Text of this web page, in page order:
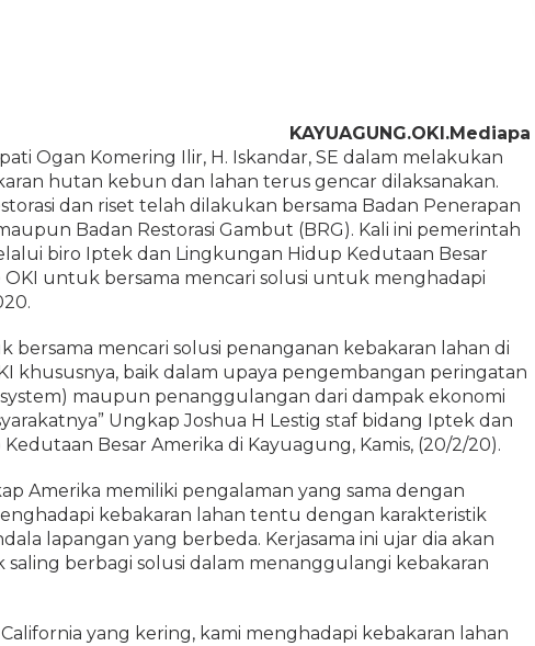
2
0
2
0
KAYUAGUNG.OKI.Mediapa
Ogan Komering Ilir, H. Iskandar, SE dalam melakukan
hutan kebun dan lahan terus gencar dilaksanakan.
dan riset telah dilakukan bersama Badan Penerapan
Badan Restorasi Gambut (BRG). Kali ini pemerintah
biro Iptek dan Lingkungan Hidup Kedutaan Besar
untuk bersama mencari solusi untuk menghadapi
bersama mencari solusi penanganan kebakaran lahan di
khususnya, baik dalam upaya pengembangan peringatan
maupun penanggulangan dari dampak ekonomi
Ungkap Joshua H Lestig staf bidang Iptek dan
Besar Amerika di Kayuagung, Kamis, (20/2/20).
Amerika memiliki pengalaman yang sama dengan
kebakaran lahan tentu dengan karakteristik
lapangan yang berbeda. Kerjasama ini ujar dia akan
berbagi solusi dalam menanggulangi kebakaran
yang kering, kami menghadapi kebakaran lahan